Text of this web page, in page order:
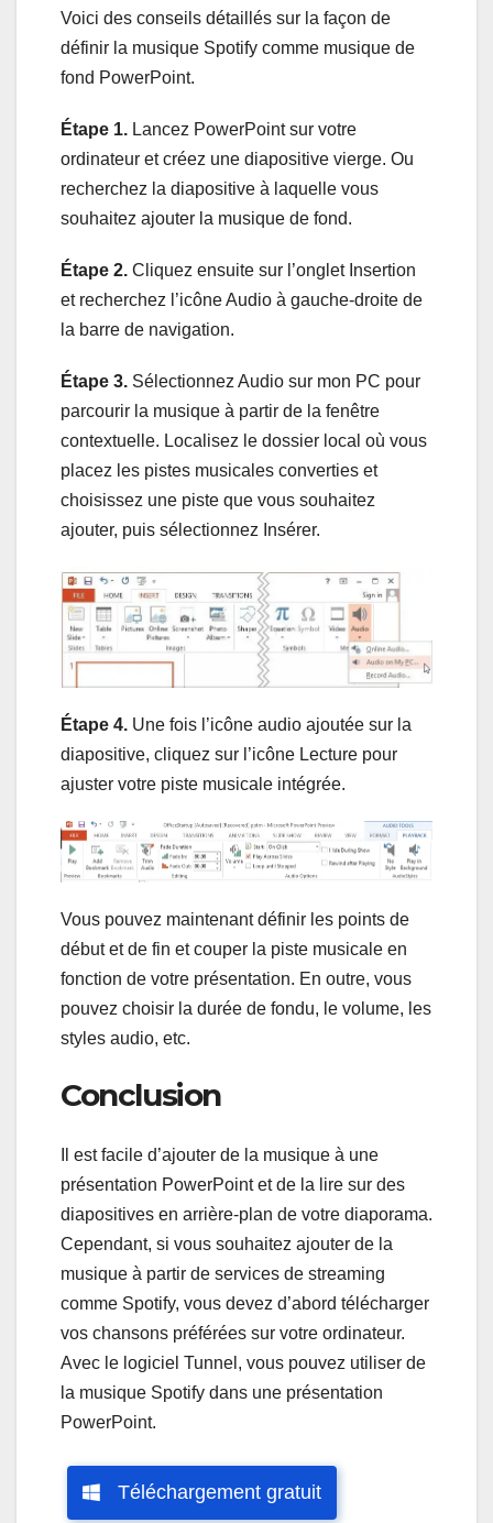
Voici des conseils détaillés sur la façon de
définir la musique Spotify comme musique de
fond PowerPoint.
Étape 1. Lancez PowerPoint sur votre
ordinateur et créez une diapositive vierge. Ou
recherchez la diapositive à laquelle vous
souhaitez ajouter la musique de fond.
Étape 2. Cliquez ensuite sur l’onglet Insertion
et recherchez l’icône Audio à gauche-droite de
la barre de navigation.
Étape 3. Sélectionnez Audio sur mon PC pour
parcourir la musique à partir de la fenêtre
contextuelle. Localisez le dossier local où vous
placez les pistes musicales converties et
choisissez une piste que vous souhaitez
ajouter, puis sélectionnez Insérer.
Étape 4. Une fois l’icône audio ajoutée sur la
diapositive, cliquez sur l’icône Lecture pour
ajuster votre piste musicale intégrée.
Vous pouvez maintenant définir les points de
début et de fin et couper la piste musicale en
fonction de votre présentation. En outre, vous
pouvez choisir la durée de fondu, le volume, les
styles audio, etc.
Conclusion
Il est facile d’ajouter de la musique à une
présentation PowerPoint et de la lire sur des
diapositives en arrière-plan de votre diaporama.
Cependant, si vous souhaitez ajouter de la
musique à partir de services de streaming
comme Spotify, vous devez d’abord télécharger
vos chansons préférées sur votre ordinateur.
Avec le logiciel Tunnel, vous pouvez utiliser de
la musique Spotify dans une présentation
PowerPoint.
Téléchargement gratuit